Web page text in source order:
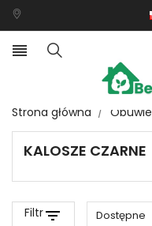

Strona główna Obuwie
KALOSZE CZARNE
Filtrfilter_list Dostępne